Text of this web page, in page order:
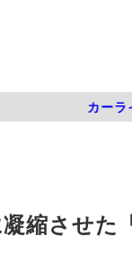
カーラ
縮させた